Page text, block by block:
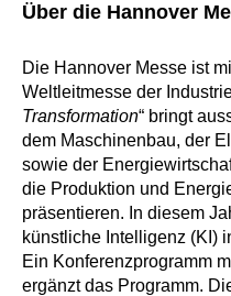
Über die Hannover
Die Hannover Messe ist
Weltleitmesse der
Transformation“ bringt
dem Maschinenbau, der
sowie der
die Produktion und
präsentieren. In diesem
künstliche Intelligenz (KI)
Ein Konferenzprogramm
ergänzt das Programm.